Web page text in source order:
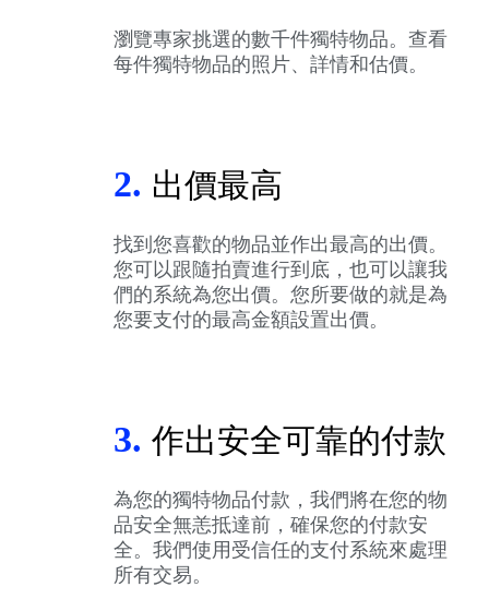
瀏覽專家挑選的數千件獨特物品。查看
每件獨特物品的照片、詳情和估價。
2. 出價最高
找到您喜歡的物品並作出最高的出價。
您可以跟隨拍賣進行到底，也可以讓我
們的系統為您出價。您所要做的就是為
您要支付的最高金額設置出價。
3. 作出安全可靠的付款
為您的獨特物品付款，我們將在您的物
品安全無恙抵達前，確保您的付款安
全。我們使用受信任的支付系統來處理
所有交易。